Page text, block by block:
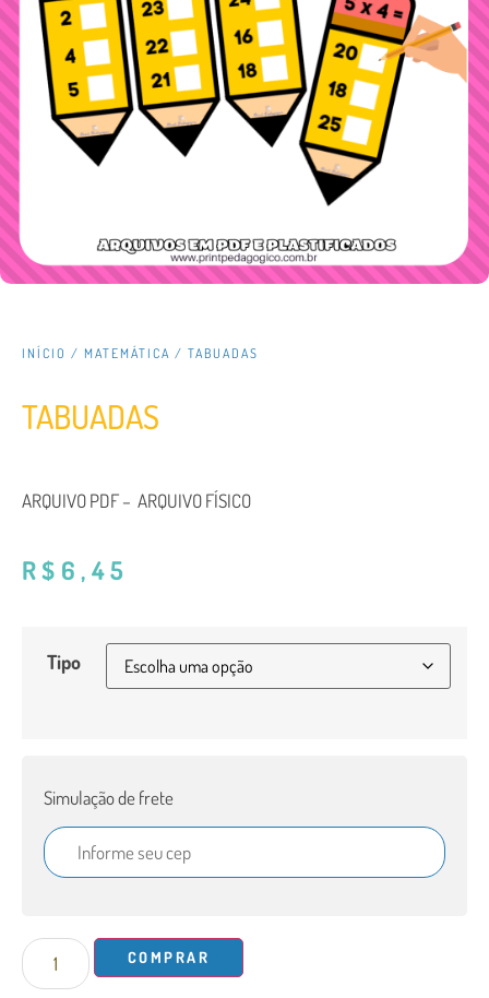
INÍCIO / MATEMÁTICA / TABUADAS
TABUADAS
ARQUIVO PDF – ARQUIVO FÍSICO
R$ 6,45
Tipo
Simulação de frete
COMPRAR